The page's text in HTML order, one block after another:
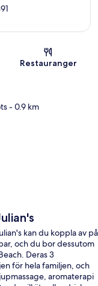
Restauranger
- 0.9 km
kan du koppla av på
och du bor dessutom
Deras 3
för hela familjen, och
aromaterapi